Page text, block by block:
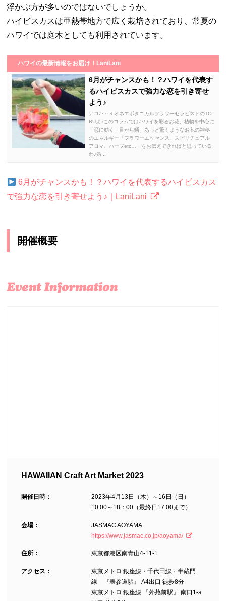
浮かぶ方が多いのではないでしょうか。
ハイビスカスは亜熱帯地方で広く栽培されており、常夏の
ハワイでは庭木としても利用されています。
ハワイの最新情報をお届け！LaniLani
6月がチャンスかも！？ハワイを代表す
るハイビスカスで強力な恋を引き寄せ
よう♪
アロハ～♬オネエボタニカルフラワーセラピストのTO-
RUよ♪このコラムではハワイを彩るお花、植物を中心に
「恋に効く」目から鱗、あっと驚くようなお花の神秘
のエネルギー「フラワーエッセンス、スピリチュアル
アロマ、ハーブetc…」をお伝えできればと思っている
わ♪婚...
6月がチャンスかも！？ハワイを代表するハイビスカス
で強力な恋を引き寄せよう♪｜LaniLani
開催概要
HAWAIIAN Craft Art Market 2023
開催日時：
2023年4月13日（木）～16日（日）
10:00～18：00（最終日17:00まで）
会場：
JASMAC AOYAMA
https://www.jasmac.co.jp/aoyama/
住所： 東京都港区南青山4-11-1
アクセス：
東京メトロ 銀座線・千代田線・半蔵門
線 『表参道駅』 A4出口 徒歩8分
東京メトロ 銀座線 『外苑前駅』 南口1-a